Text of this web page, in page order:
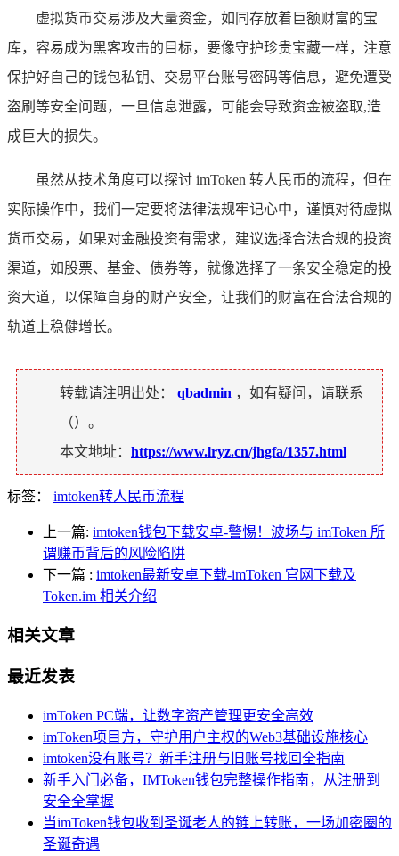
虚拟货币交易涉及大量资金，如同存放着巨额财富的宝
库，容易成为黑客攻击的目标，要像守护珍贵宝藏一样，注意
保护好自己的钱包私钥、交易平台账号密码等信息，避免遭受
盗刷等安全问题，一旦信息泄露，可能会导致资金被盗取,造
成巨大的损失。
虽然从技术角度可以探讨 imToken 转人民币的流程，但在
实际操作中，我们一定要将法律法规牢记心中，谨慎对待虚拟
货币交易，如果对金融投资有需求，建议选择合法合规的投资
渠道，如股票、基金、债券等，就像选择了一条安全稳定的投
资大道，以保障自身的财产安全，让我们的财富在合法合规的
轨道上稳健增长。
转载请注明出处： qbadmin ，如有疑问，请联系
（）。
本文地址： https://www.lryz.cn/jhgfa/1357.html
标签： imtoken转人民币流程
上一篇: imtoken钱包下载安卓-警惕！波场与 imToken 所
谓赚币背后的风险陷阱
下一篇 : imtoken最新安卓下载-imToken 官网下载及
Token.im 相关介绍
相关文章
最近发表
imToken PC端，让数字资产管理更安全高效
imToken项目方，守护用户主权的Web3基础设施核心
imtoken没有账号？新手注册与旧账号找回全指南
新手入门必备，IMToken钱包完整操作指南，从注册到
安全全掌握
当imToken钱包收到圣诞老人的链上转账，一场加密圈的
圣诞奇遇